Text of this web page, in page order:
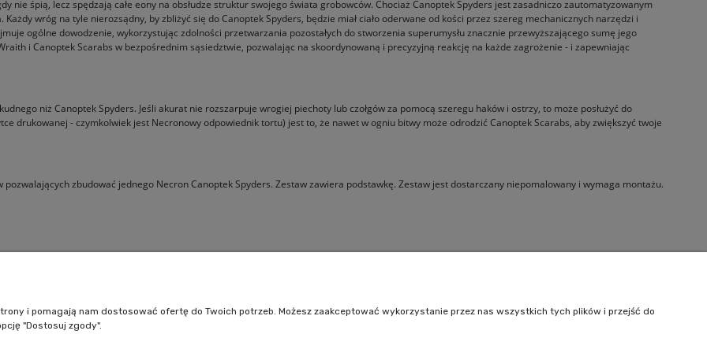
nie śpią, lecz spędzają całe eony na obsłudze struktur swojego świata grobowców. Chociaż Canoptek Spyders jest zasadniczo zautomatyzowanym
wróg na tyle nierozsądny, by zbliżyć się do Canoptek Spyders, będzie miał ciało oderwane od kości przez szereg mechanicznych narzędzi i
ogólne dowodzenie, wykorzystując zdolności przetwarzania pozostałych do stworzenia superumysłu znacznie przewyższającego sumę jego
i Canoptek Scarabs w bezpośrednim sąsiedztwie, pozwalając na skoordynowaną i precyzyjną reakcję na każde zagrożenie - i zapewniając
niż Canoptek Spyders. Jeśli akurat nie rozszarpuje wrogiej piechoty lub czołgów za pomocą szeregu haków i ostrzy, to może posłużyć do
drukowanej - czymkolwiek jest Necronowy odpowiednik tortu) jest to, że nawet w ogniu bitwy może odrodzić Canoptek Scarabs, aby zwiększyć twoje
zbudować jednego Necron Canoptek Spyders. Zestaw zawiera podstawkę. Zestaw jest dostarczany niepomalowany i wymaga montażu.
Jak kupować?
Polityka prywatności
Logowanie
O nas
i pomagają nam dostosować ofertę do Twoich potrzeb. Możesz zaakceptować wykorzystanie przez nas wszystkich tych plików i przejść do
"Dostosuj zgody".